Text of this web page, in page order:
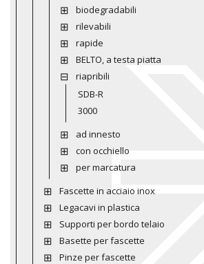
biodegradabili
rilevabili
rapide
BELTO, a testa piatta
riapribili
SDB-R
3000
ad innesto
con occhiello
per marcatura
Fascette in acciaio inox
Legacavi in plastica
Supporti per bordo telaio
Basette per fascette
Pinze per fascette